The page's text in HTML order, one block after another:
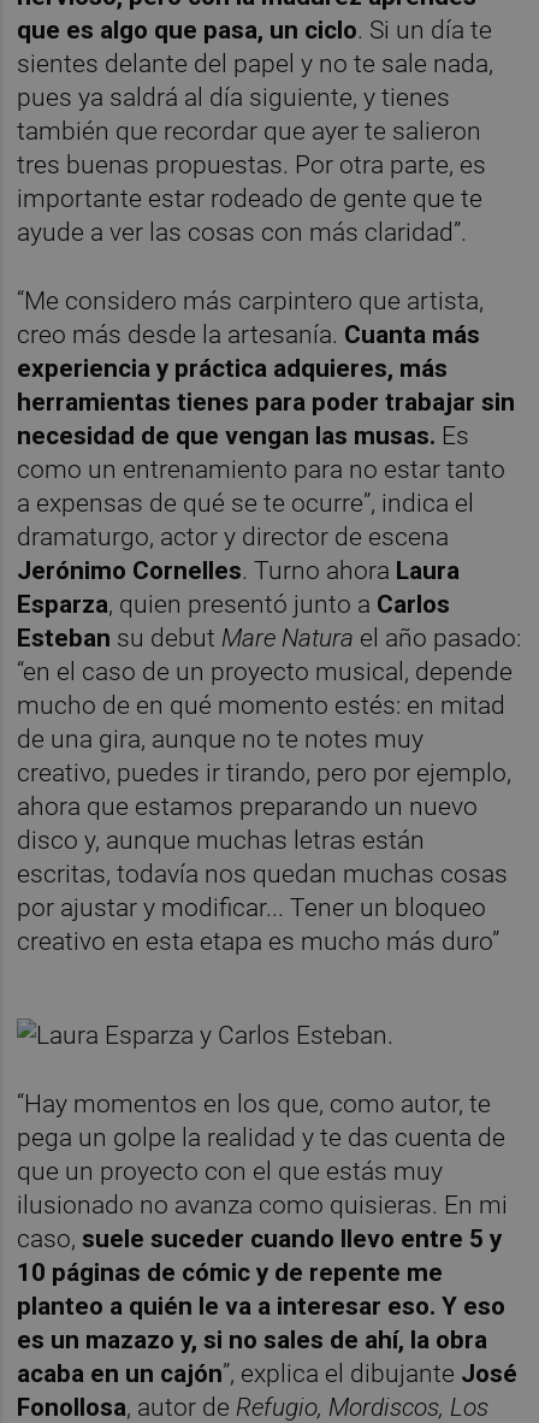
que es algo que pasa, un ciclo. Si un día te
sientes delante del papel y no te sale nada,
pues ya saldrá al día siguiente, y tienes
también que recordar que ayer te salieron
tres buenas propuestas. Por otra parte, es
importante estar rodeado de gente que te
ayude a ver las cosas con más claridad”.
“Me considero más carpintero que artista,
creo más desde la artesanía. Cuanta más
experiencia y práctica adquieres, más
herramientas tienes para poder trabajar sin
necesidad de que vengan las musas. Es
como un entrenamiento para no estar tanto
a expensas de qué se te ocurre”, indica el
dramaturgo, actor y director de escena
Jerónimo Cornelles. Turno ahora Laura
Esparza, quien presentó junto a Carlos
Esteban su debut Mare Natura el año pasado:
“en el caso de un proyecto musical, depende
mucho de en qué momento estés: en mitad
de una gira, aunque no te notes muy
creativo, puedes ir tirando, pero por ejemplo,
ahora que estamos preparando un nuevo
disco y, aunque muchas letras están
escritas, todavía nos quedan muchas cosas
por ajustar y modificar... Tener un bloqueo
creativo en esta etapa es mucho más duro”
“Hay momentos en los que, como autor, te
pega un golpe la realidad y te das cuenta de
que un proyecto con el que estás muy
ilusionado no avanza como quisieras. En mi
caso,suele suceder cuando llevo entre 5 y
10 páginas de cómic y de repente me
planteo a quién le va a interesar eso. Y eso
es un mazazo y, si no sales de ahí, la obra
acaba en un cajón”, explica el dibujante José
Fonollosa, autor de Refugio, Mordiscos, Los